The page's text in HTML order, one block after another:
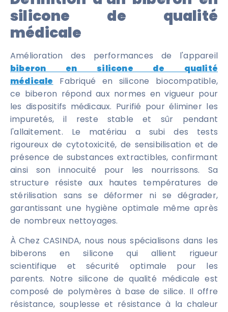
silicone de qualité
médicale
Amélioration des performances de l'appareil
biberon en silicone de qualité
médicale Fabriqué en silicone biocompatible,
ce biberon répond aux normes en vigueur pour
les dispositifs médicaux. Purifié pour éliminer les
impuretés, il reste stable et sûr pendant
l'allaitement. Le matériau a subi des tests
rigoureux de cytotoxicité, de sensibilisation et de
présence de substances extractibles, confirmant
ainsi son innocuité pour les nourrissons. Sa
structure résiste aux hautes températures de
stérilisation sans se déformer ni se dégrader,
garantissant une hygiène optimale même après
de nombreux nettoyages.
À Chez CASINDA, nous nous spécialisons dans les
biberons en silicone qui allient rigueur
scientifique et sécurité optimale pour les
parents. Notre silicone de qualité médicale est
composé de polymères à base de silice. Il offre
résistance, souplesse et résistance à la chaleur